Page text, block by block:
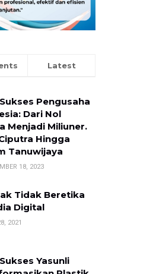
Latest
Pengusaha
Dari Nol
Menjadi Miliuner.
Hingga
Tanuwijaya
18, 2023
Tidak Beretika
Digital
2021
Yasunli